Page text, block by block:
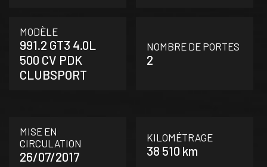
MODÈLE
991.2 GT3 4.0L
500 CV PDK
CLUBSPORT
NOMBRE DE PORTES
2
MISE EN
CIRCULATION
26/07/2017
KILOMÉTRAGE
38 510 km